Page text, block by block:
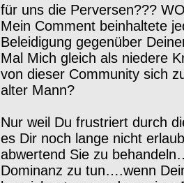
für uns die Perversen???
Mein Comment beinhaltete
Beleidigung gegenüber
Mal Mich gleich als niedere
von dieser Community sich
alter Mann?
Nur weil Du frustriert durch
es Dir noch lange nicht
abwertend Sie zu
Dominanz zu tun….wenn